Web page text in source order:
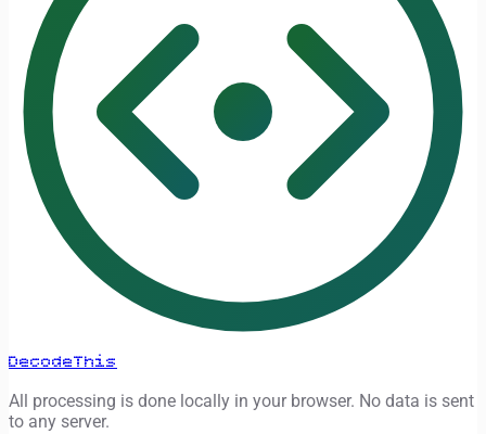
DecodeThis
All processing is done locally in your browser. No data is sent
to any server.